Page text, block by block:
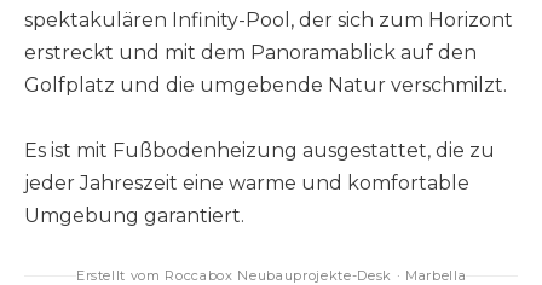
spektakulären Infinity-Pool, der sich zum Horizont
erstreckt und mit dem Panoramablick auf den
Golfplatz und die umgebende Natur verschmilzt.
Es ist mit Fußbodenheizung ausgestattet, die zu
jeder Jahreszeit eine warme und komfortable
Umgebung garantiert.
Erstellt vom Roccabox Neubauprojekte-Desk · Marbella